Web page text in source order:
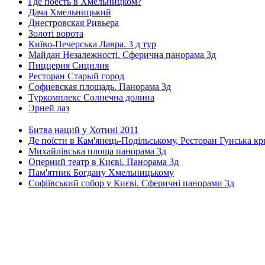
Дача Хмельницький
Днестровская Ривьера
Золоті ворота
Київо-Печерська Лавра. 3 д тур
Майдан Незалежності. Сферична панорама 3д
Пиццерия Сицилия
Ресторан Старый город
Софиевская площадь. Панорама 3д
Туркомплекс Солнечна долина
Эрней лаз
Битва наций у Хотині 2011
Де поїсти в Кам'янець-Подільському, Ресторан Гунська
Михайлівська площа панорама 3д
Оперний театр в Києві. Панорама 3д
Пам'ятник Богдану Хмельницькому
Софіївський собор у Києві. Сферичні панорами 3д